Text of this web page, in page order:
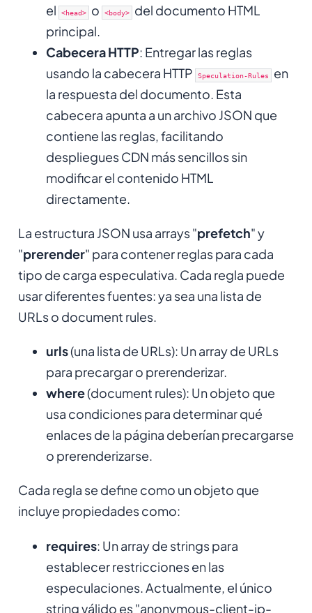
el
<head> o <body>
del documento HTML
principal.
Cabecera HTTP: Entregar las reglas
usando la cabecera HTTP
Speculation-Rules en
la respuesta del documento. Esta
cabecera apunta a un archivo JSON que
contiene las reglas, facilitando
despliegues CDN más sencillos sin
modificar el contenido HTML
directamente.
La estructura JSON usa arrays "prefetch" y
"prerender" para contener reglas para cada
tipo de carga especulativa. Cada regla puede
usar diferentes fuentes: ya sea una lista de
URLs o document rules.
urls(una lista de URLs): Un array de URLs
para precargar o prerenderizar.
where(document rules): Un objeto que
usa condiciones para determinar qué
enlaces de la página deberían precargarse
o prerenderizarse.
Cada regla se define como un objeto que
incluye propiedades como:
requires: Un array de strings para
establecer restricciones en las
especulaciones. Actualmente, el único
string válido es "anonymous-client-ip-